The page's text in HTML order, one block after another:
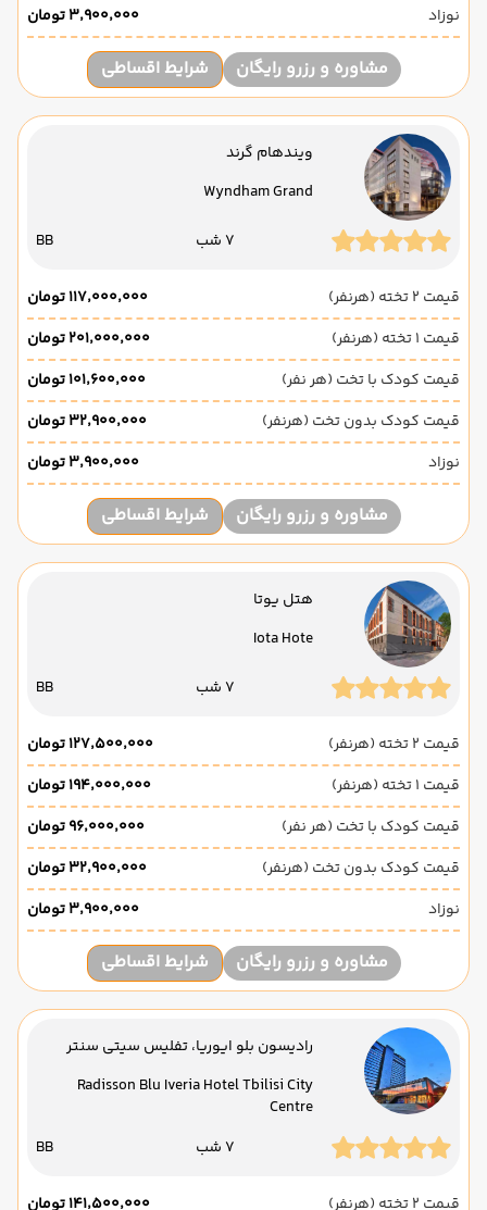
نوزاد
۳٬۹۰۰٬۰۰۰ تومان
مشاوره و رزرو رایگان شرایط اقساطی
ویندهام گرند
Wyndham Grand
7 شب BB
قیمت 2 تخته (هرنفر)
۱۱۷٬۰۰۰٬۰۰۰ تومان
قیمت 1 تخته (هرنفر)
۲۰۱٬۰۰۰٬۰۰۰ تومان
قیمت کودک با تخت (هر نفر)
۱۰۱٬۶۰۰٬۰۰۰ تومان
قیمت کودک بدون تخت (هرنفر)
۳۲٬۹۰۰٬۰۰۰ تومان
نوزاد
۳٬۹۰۰٬۰۰۰ تومان
مشاوره و رزرو رایگان شرایط اقساطی
هتل یوتا
Iota Hote
7 شب BB
قیمت 2 تخته (هرنفر)
۱۲۷٬۵۰۰٬۰۰۰ تومان
قیمت 1 تخته (هرنفر)
۱۹۴٬۰۰۰٬۰۰۰ تومان
قیمت کودک با تخت (هر نفر)
۹۶٬۰۰۰٬۰۰۰ تومان
قیمت کودک بدون تخت (هرنفر)
۳۲٬۹۰۰٬۰۰۰ تومان
نوزاد
۳٬۹۰۰٬۰۰۰ تومان
مشاوره و رزرو رایگان شرایط اقساطی
رادیسون بلو ایوریا، تفلیس سیتی سنتر
Radisson Blu Iveria Hotel Tbilisi City
Centre
7 شب
BB
قیمت 2 تخته (هرنفر) ۱۴۱٬۵۰۰٬۰۰۰ تومان